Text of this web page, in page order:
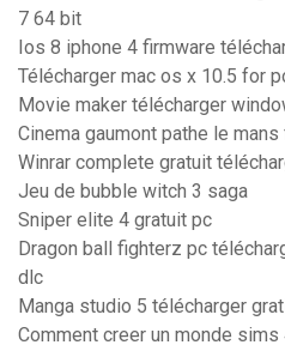
7 64 bit
Ios 8 iphone 4 firmware
Télécharger mac os x 10.5 for
Movie maker télécharger
Cinema gaumont pathe le
Winrar complete gratuit
Jeu de bubble witch 3 saga
Sniper elite 4 gratuit pc
Dragon ball fighterz pc
dlc
Manga studio 5 télécharger
Comment creer un monde sims